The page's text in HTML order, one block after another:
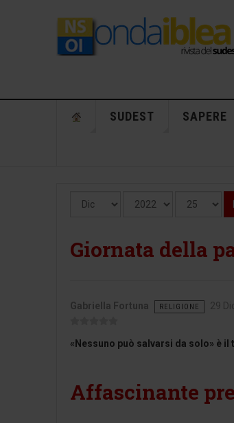
SUDEST SAPERE
Filtri
Mese Anno Visualizza #
Giornata della
Gabriella Fortuna RELIGIONE 29
«Nessuno può salvarsi da solo» è il
Affascinante